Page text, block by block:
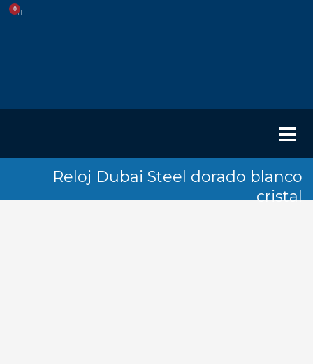
Reloj Dubai Steel dorado blanco
cristal